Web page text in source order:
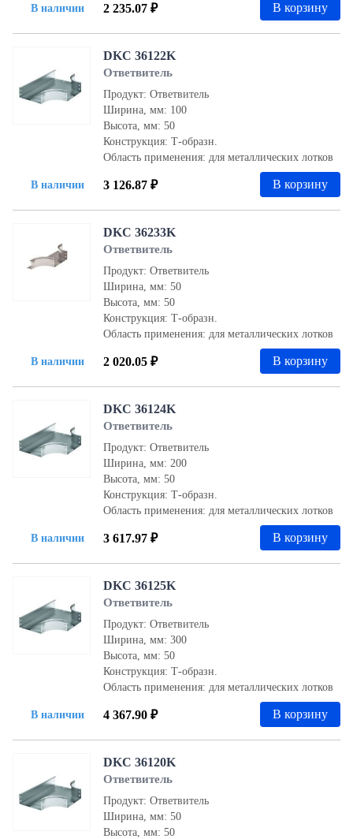
В наличии 2 235.07 ₽ В корзину
В наличии
DKC 36122K
Ответвитель
Продукт: Ответвитель
Ширина, мм: 100
Высота, мм: 50
Конструкция: Т-образн.
Область применения: для металлических лотков
3 126.87 ₽ В корзину
В наличии
DKC 36233K
Ответвитель
Продукт: Ответвитель
Ширина, мм: 50
Высота, мм: 50
Конструкция: Т-образн.
Область применения: для металлических лотков
2 020.05 ₽ В корзину
В наличии
DKC 36124K
Ответвитель
Продукт: Ответвитель
Ширина, мм: 200
Высота, мм: 50
Конструкция: Т-образн.
Область применения: для металлических лотков
3 617.97 ₽ В корзину
В наличии
DKC 36125K
Ответвитель
Продукт: Ответвитель
Ширина, мм: 300
Высота, мм: 50
Конструкция: Т-образн.
Область применения: для металлических лотков
4 367.90 ₽ В корзину
DKC 36120K
Ответвитель
Продукт: Ответвитель
Ширина, мм: 50
Высота, мм: 50